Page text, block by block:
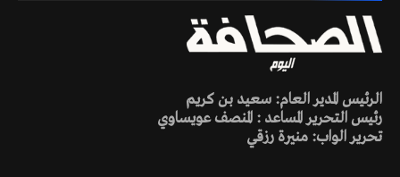
الرئيس المدير العام: سعيد بن كريم
رئيس التحرير المساعد : المنصف عويساوي
تحرير الواب: منيرة رزقي